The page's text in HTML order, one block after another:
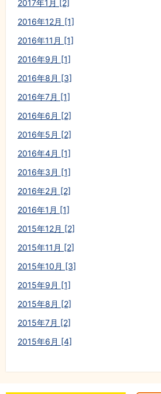
2017年1月 [2]
2016年12月 [1]
2016年11月 [1]
2016年9月 [1]
2016年8月 [3]
2016年7月 [1]
2016年6月 [2]
2016年5月 [2]
2016年4月 [1]
2016年3月 [1]
2016年2月 [2]
2016年1月 [1]
2015年12月 [2]
2015年11月 [2]
2015年10月 [3]
2015年9月 [1]
2015年8月 [2]
2015年7月 [2]
2015年6月 [4]